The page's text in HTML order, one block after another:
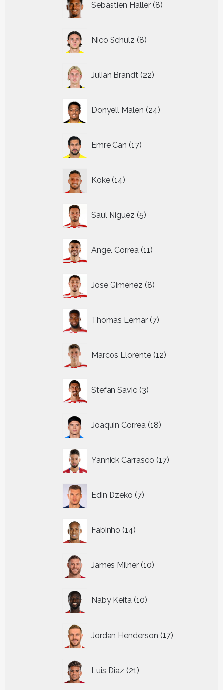
Sebastien Haller 8
producten
Nico Schulz 8
producten
Julian Brandt 22
producten
Donyell Malen 24
producten
Emre Can 17
producten
Koke 14
producten
Saul Niguez 5
producten
Angel Correa 11
producten
Jose Gimenez 8
producten
Thomas Lemar 7
producten
Marcos Llorente 12
producten
Stefan Savic 3
producten
Joaquin Correa 18
producten
Yannick Carrasco 17
producten
Edin Dzeko 7
producten
Fabinho 14
producten
James Milner 10
producten
Naby Keita 10
producten
Jordan Henderson 17
producten
Luis Diaz 21
producten